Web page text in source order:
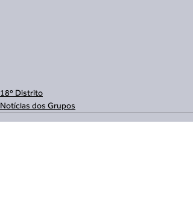
18º Distrito
Notícias dos Grupos